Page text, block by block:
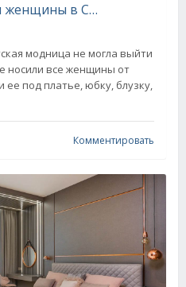
Нижнее платье: зачем женщины в СССР носили комбинации
модница не могла выйти
носили все женщины от
под платье, юбку, блузку,
Комментировать